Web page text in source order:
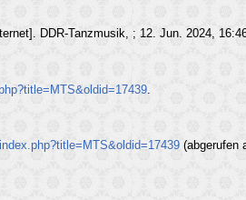
DDR-Tanzmusik, ; 12. Jun. 2024,
.
(abgerufen